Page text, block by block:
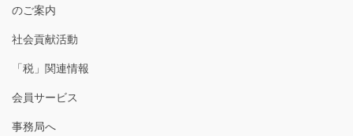
のご案内
社会貢献活動
「税」関連情報
会員サービス
事務局へ